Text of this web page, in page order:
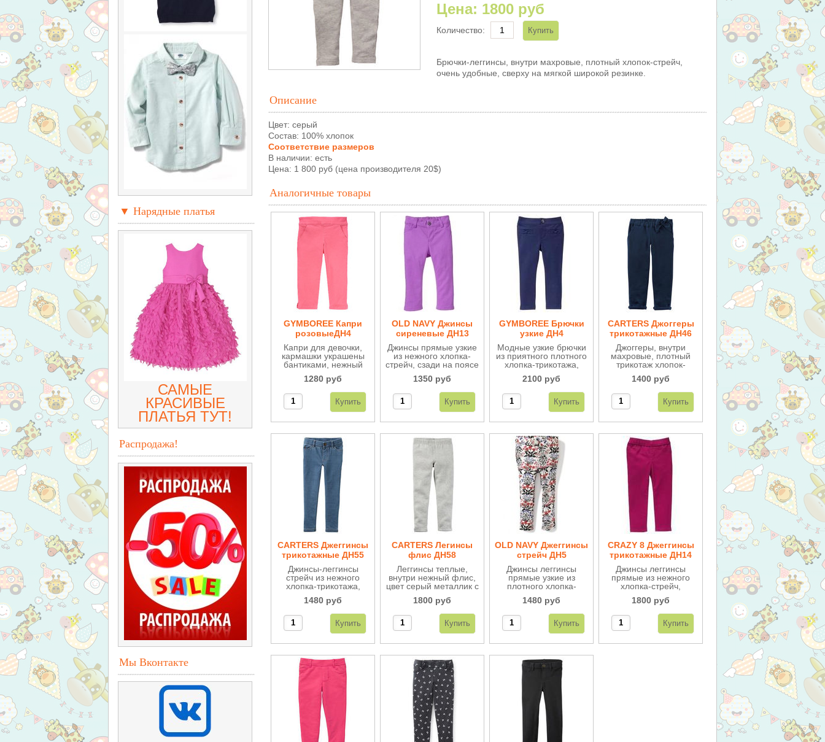
▼ Нарядные платья
САМЫЕ
КРАСИВЫЕ
ПЛАТЬЯ ТУТ!
Распродажа!
Мы Вконтакте
Цена: 1800 руб
Количество:
Брючки-леггинсы, внутри махровые, плотный хлопок-стрейч,
очень удобные, сверху на мягкой широкой резинке.
Описание
Цвет: серый
Состав: 100% хлопок
Соответствие размеров
В наличии: есть
Цена: 1 800 руб (цена производителя 20$)
Аналогичные товары
GYMBOREE Капри
розовыеДН4
Капри для девочки,
кармашки украшены
бантиками, нежный
разрезики, молния по
боковому шву, на
поясе внутри
регулируется, очень
1280 руб
OLD NAVY Джинсы
сиреневые ДН13
Джинсы прямые узкие
из нежного хлопка-
стрейч, сзади на поясе
по щиколотку.
1350 руб
GYMBOREE Брючки
узкие ДН4
Модные узкие брючки
из приятного плотного
хлопка-трикотажа,
бантиками.
2100 руб
CARTERS Джоггеры
трикотажные ДН46
Джоггеры, внутри
махровые, плотный
трикотаж хлопок-
удобные, сбоку
кармашки, внизу
модные отвороты,
сверху на широкой
оригинальной
отделкой бантом.
1400 руб
CARTERS Джеггинсы
трикотажные ДН55
Джинсы-леггинсы
стрейч из нежного
хлопка-трикотажа,
очень стильные и
удобные.
1480 руб
CARTERS Легинсы
флис ДН58
Леггинсы теплые,
внутри нежный флис,
цвет серый металлик с
вкраплениями.
1800 руб
OLD NAVY Джеггинсы
стрейч ДН5
Джинсы леггинсы
прямые узкие из
плотного хлопка-
резинка, очень
удобные.
1480 руб
CRAZY 8 Джеггинсы
трикотажные ДН14
Джинсы леггинсы
прямые из нежного
хлопка-стрейч,
Не теряют цвет и
форму.
1800 руб